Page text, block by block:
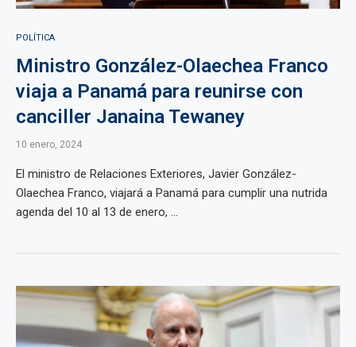
POLÍTICA
Ministro González-Olaechea Franco
viaja a Panamá para reunirse con
canciller Janaina Tewaney
10 enero, 2024
El ministro de Relaciones Exteriores, Javier González-
Olaechea Franco, viajará a Panamá para cumplir una nutrida
agenda del 10 al 13 de enero, ...